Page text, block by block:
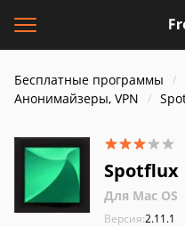
Бесплатные программы
Анонимайзеры, VPN
Spotflux
Для Mac OS
Версия:2.11.1